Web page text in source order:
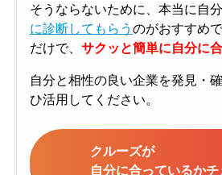
そうならないために、本当に自
に診断してもらう のがおすすめ
だけで、 サクッと簡単に自分に
自分と相性の良い企業を発見・
ひ活用してください。
クルーズが
自分に合っているかチ